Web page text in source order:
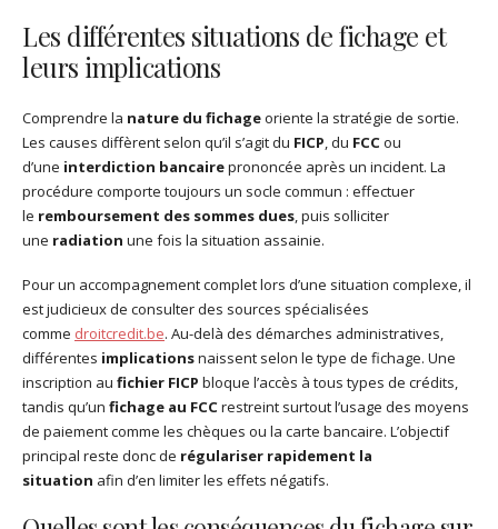
Les différentes situations de fichage et
leurs implications
Comprendre la nature du fichageoriente la stratégie de sortie.
Les causes diffèrent selon qu’il s’agit du FICP, du FCCou
d’une interdiction bancaireprononcée après un incident. La
procédure comporte toujours un socle commun : effectuer
le remboursement des sommes dues, puis solliciter
une radiation une fois la situation assainie.
Pour un accompagnement complet lors d’une situation complexe, il
est judicieux de consulter des sources spécialisées
comme droitcredit.be. Au-delà des démarches administratives,
différentes implicationsnaissent selon le type de fichage. Une
inscription au fichier FICP bloque l’accès à tous types de crédits,
tandis qu’un fichage au FCCrestreint surtout l’usage des moyens
de paiement comme les chèques ou la carte bancaire. L’objectif
principal reste donc de régulariser rapidement la
situation afin d’en limiter les effets négatifs.